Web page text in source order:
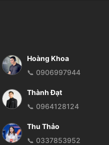
Hoàng Khoa
📞 0906997944
Thành Đạt
📞 0964128124
Thu Thảo
📞 0337853952